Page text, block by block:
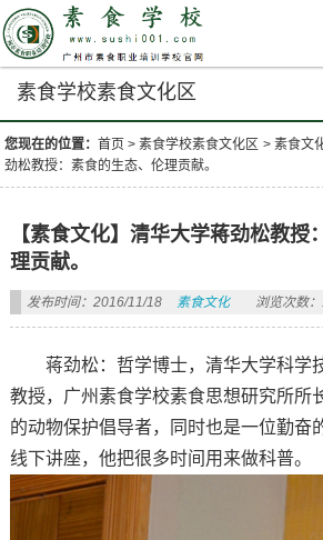
素食学校素食文化区
您现在的位置：首页 >素食学校素食文化区 >素食文
劲松教授：素食的生态、伦理贡献。
【素食文化】清华大学蒋劲松教授
理贡献。
发布时间：2016/11/18 素食文化 浏览次数
蒋劲松：哲学博士，清华大学科学
教授，广州素食学校素食思想研究所所
的动物保护倡导者，同时也是一位勤奋
线下讲座，他把很多时间用来做科普。